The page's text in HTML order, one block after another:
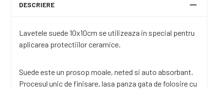
DESCRIERE
Lavetele suede 10x10cm se utilizeaza in special pentru
aplicarea protectiilor ceramice.
Suede este un prosop moale, neted si auto absorbant.
Procesul unic de finisare, lasa panza gata de folosire cu